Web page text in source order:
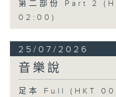
第二部份 Part 2
02:00)
25/07/2026
音樂說
足本 Full (HKT